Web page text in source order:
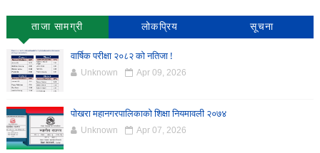
ताजा सामग्री लोकप्रिय सूचना
वार्षिक परीक्षा २०८२ को नतिजा !
Unknown Apr 09, 2026
पोखरा महानगरपालिकाको शिक्षा नियमावली २०७४
Unknown Apr 07, 2026